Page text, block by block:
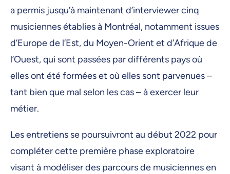
a permis jusqu’à maintenant d’interviewer cinq
musiciennes établies à Montréal, notamment issues
d’Europe de l’Est, du Moyen-Orient et d’Afrique de
l’Ouest, qui sont passées par différents pays où
elles ont été formées et où elles sont parvenues –
tant bien que mal selon les cas – à exercer leur
métier.
Les entretiens se poursuivront au début 2022 pour
compléter cette première phase exploratoire
visant à modéliser des parcours de musiciennes en